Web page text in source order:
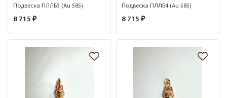
Подвеска ПЛЛБ3 (Au 585)
8 715 ₽
Подвеска ПЛЛБ4 (Au 585)
8 715 ₽